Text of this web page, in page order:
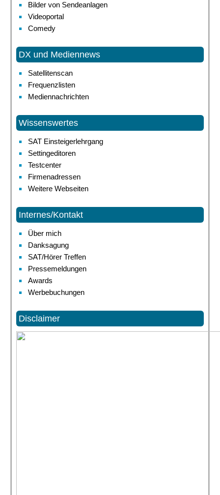
Bilder von Sendeanlagen
Videoportal
Comedy
DX und Mediennews
Satellitenscan
Frequenzlisten
Mediennachrichten
Wissenswertes
SAT Einsteigerlehrgang
Settingeditoren
Testcenter
Firmenadressen
Weitere Webseiten
Internes/Kontakt
Über mich
Danksagung
SAT/Hörer Treffen
Pressemeldungen
Awards
Werbebuchungen
Disclaimer